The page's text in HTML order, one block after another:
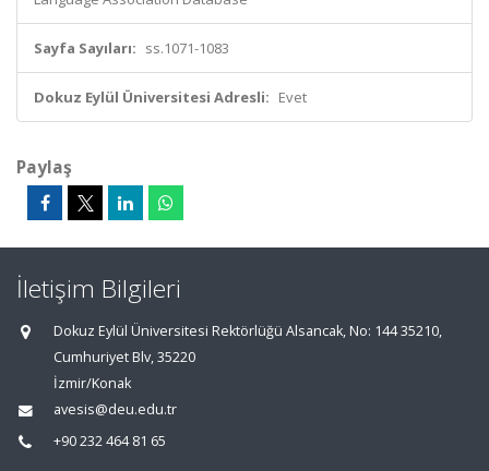
Sayfa Sayıları: ss.1071-1083
Dokuz Eylül Üniversitesi Adresli: Evet
Paylaş
İletişim Bilgileri
Dokuz Eylül Üniversitesi Rektörlüğü Alsancak, No: 144 35210,
Cumhuriyet Blv, 35220
İzmir/Konak
avesis@deu.edu.tr
+90 232 464 81 65